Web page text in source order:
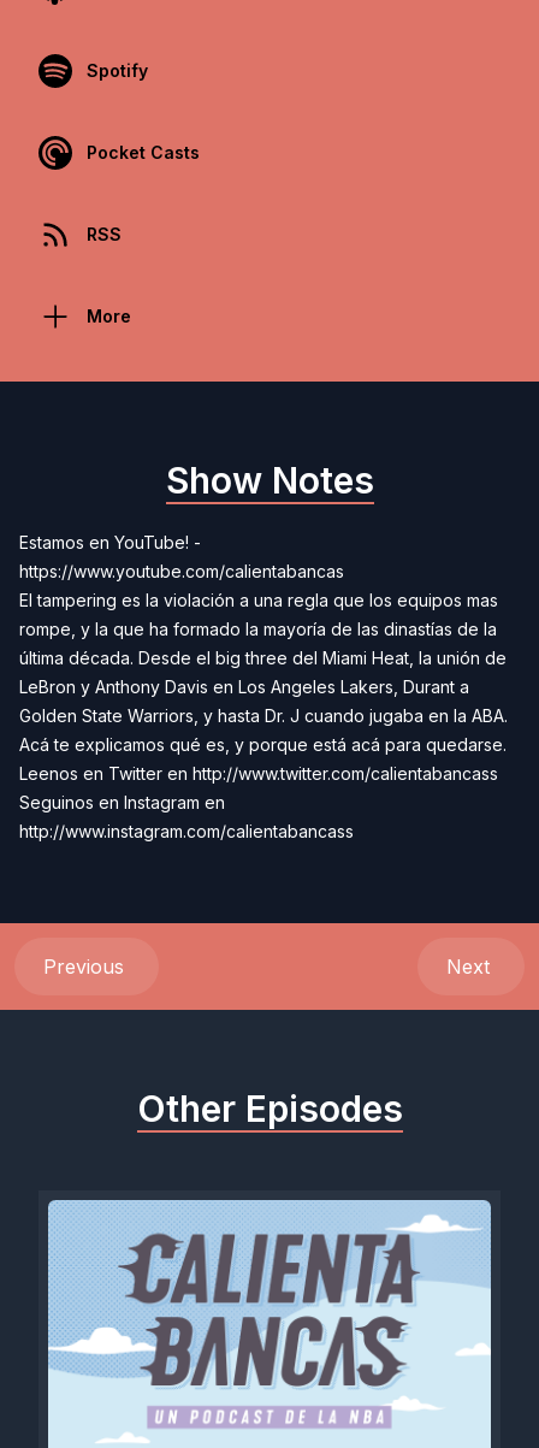
Spotify
Pocket Casts
RSS
More
Show Notes
Estamos en YouTube! -
https://www.youtube.com/calientabancas
El tampering es la violación a una regla que los equipos mas
rompe, y la que ha formado la mayoría de las dinastías de la
última década. Desde el big three del Miami Heat, la unión de
LeBron y Anthony Davis en Los Angeles Lakers, Durant a
Golden State Warriors, y hasta Dr. J cuando jugaba en la ABA.
Acá te explicamos qué es, y porque está acá para quedarse.
Leenos en Twitter en http://www.twitter.com/calientabancass
Seguinos en Instagram en
http://www.instagram.com/calientabancass
Previous Next
Other Episodes